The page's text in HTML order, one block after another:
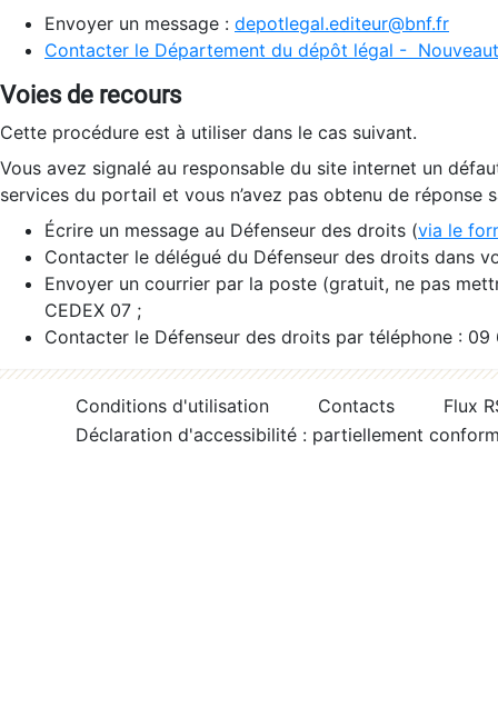
Envoyer un message : depotlegal.editeur@bnf.fr
Contacter le Département du dépôt légal -
Voies de recours
Cette procédure est à utiliser dans le cas suivant.
Vous avez signalé au responsable du site internet un
services du portail et vous n’avez pas obtenu de réponse
Écrire un message au Défenseur des droits (via le
Contacter le délégué du Défenseur des droits dans
Envoyer un courrier par la poste (gratuit, ne pas
CEDEX 07 ;
Contacter le Défenseur des droits par téléphone :
Conditions d'utilisation Contacts
Flux
Déclaration d'accessibilité : partiellement